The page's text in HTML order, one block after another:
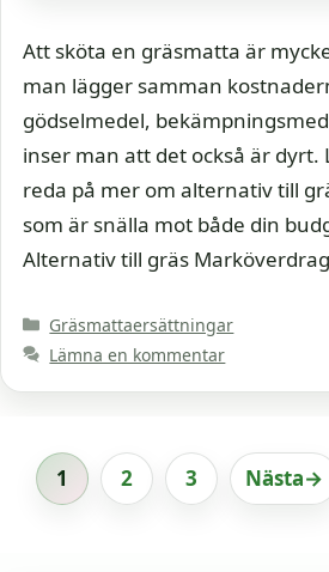
Att sköta en gräsmatta är
man lägger samman
gödselmedel,
inser man att det också är dyrt.
reda på mer om alternativ till
som är snälla mot både din
Alternativ till gräs
Kategorier
Gräsmattaersättningar
Lämna en kommentar
Sida
1 Sida
2 Sida
3 Nästa→